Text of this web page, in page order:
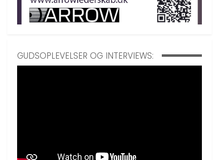
GUDSOPLEVELSER OG INTERVIEWS: